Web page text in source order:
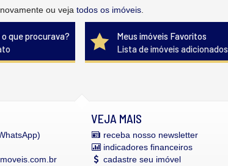
ou veja todos os imóveis
que procurava?
Meus imóveis Favoritos
Lista de imóveis adicionados
VEJA MAIS
receba nosso newsletter
indicadores financeiros
cadastre seu imóvel